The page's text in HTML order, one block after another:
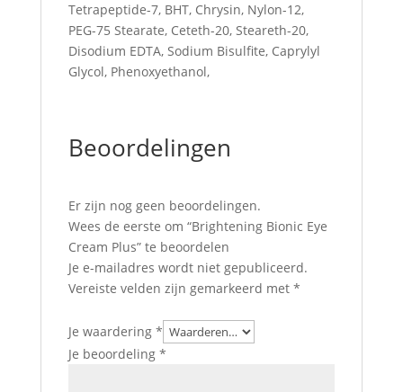
Tetrapeptide-7, BHT, Chrysin, Nylon-12,
PEG-75 Stearate, Ceteth-20, Steareth-20,
Disodium EDTA, Sodium Bisulfite, Caprylyl
Glycol, Phenoxyethanol,
Beoordelingen
Er zijn nog geen beoordelingen.
Wees de eerste om “Brightening Bionic Eye
Cream Plus” te beoordelen
Je e-mailadres wordt niet gepubliceerd.
Vereiste velden zijn gemarkeerd met *
Je waardering *
Je beoordeling *